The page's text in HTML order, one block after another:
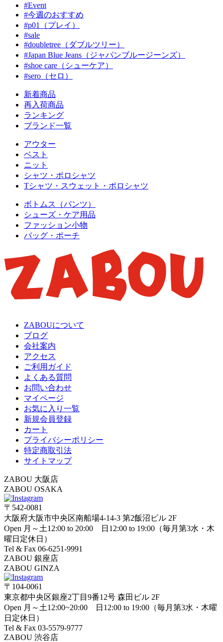
#Event
#今週のおすすめ
#p01（プレイ）
#sale
#doubletree（ダブルツリー）
#Japan Blue Jeans（ジャパンブルージーンズ）
#shoe care（シューケア）
#sero（セロ）
新着商品
再入荷商品
ランキング
ブランド一覧
アウター
ベスト
ニット
シャツ・ポロシャツ
Tシャツ・スウェット・ポロシャツ
ボトムス（パンツ）
シューズ・ケア用品
ファッション小物
バッグ・ポーチ
ZABOUについて
ブログ
会社案内
アクセス
ご利用ガイド
よくある質問
お問い合わせ
マイページ
お気に入り一覧
新規会員登録
カート
プライバシーポリシー
特定商取引法
サイトマップ
ZABOU 大阪店
ZABOU OSAKA
〒542-0081
大阪府大阪市中央区南船場4-14-3 第2飯沼ビル 2F
Open 月～土12:00 to 20:00 日12:00 to 19:00（毎月第3水・木
曜日定休日）
Tel & Fax 06-6251-9991
ZABOU 銀座店
ZABOU GINZA
〒104-0061
東京都中央区銀座2丁目9番12号 森田ビル 2F
Open 月～土12:00~20:00 日12:00 to 19:00（毎月第3水・木曜
日定休日）
Tel & Fax 03-5579-9777
ZABOU 渋谷店